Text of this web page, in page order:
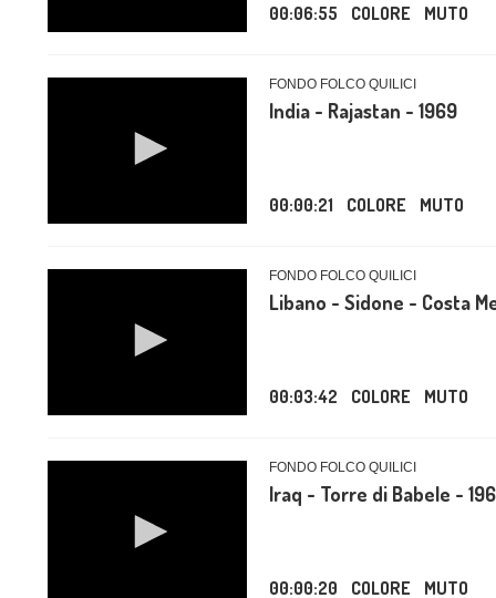
00:06:55 COLORE MUTO
FONDO FOLCO QUILICI
India - Rajastan - 1969
00:00:21 COLORE MUTO
FONDO FOLCO QUILICI
Libano - Sidone - Costa
00:03:42 COLORE MUTO
FONDO FOLCO QUILICI
Iraq - Torre di Babele -
00:00:20 COLORE MUTO